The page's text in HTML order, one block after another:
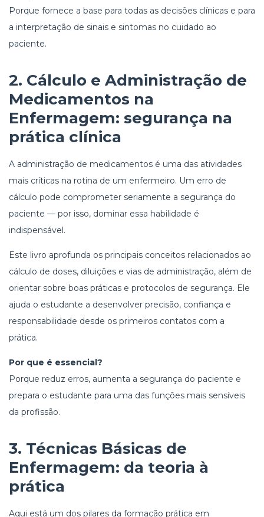
Porque fornece a base para todas as decisões clínicas e para
a interpretação de sinais e sintomas no cuidado ao
paciente.
2. Cálculo e Administração de
Medicamentos na
Enfermagem: segurança na
prática clínica
A administração de medicamentos é uma das atividades
mais críticas na rotina de um enfermeiro. Um erro de
cálculo pode comprometer seriamente a segurança do
paciente — por isso, dominar essa habilidade é
indispensável.
Este livro aprofunda os principais conceitos relacionados ao
cálculo de doses, diluições e vias de administração, além de
orientar sobre boas práticas e protocolos de segurança. Ele
ajuda o estudante a desenvolver precisão, confiança e
responsabilidade desde os primeiros contatos com a
prática.
Por que é essencial?
Porque reduz erros, aumenta a segurança do paciente e
prepara o estudante para uma das funções mais sensíveis
da profissão.
3. Técnicas Básicas de
Enfermagem: da teoria à
prática
Aqui está um dos pilares da formação prática em